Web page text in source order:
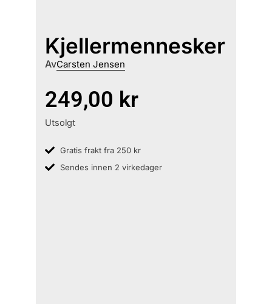
Kjellermennesker
AvCarsten Jensen
249,00 kr
Utsolgt
Gratis frakt fra 250 kr
Sendes innen 2 virkedager